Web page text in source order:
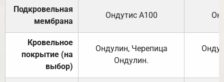
Подкровельная
мембрана
Ондутис А100
Кровельное
покрытие (на
выбор)
Ондулин, Черепица
Ондулин.